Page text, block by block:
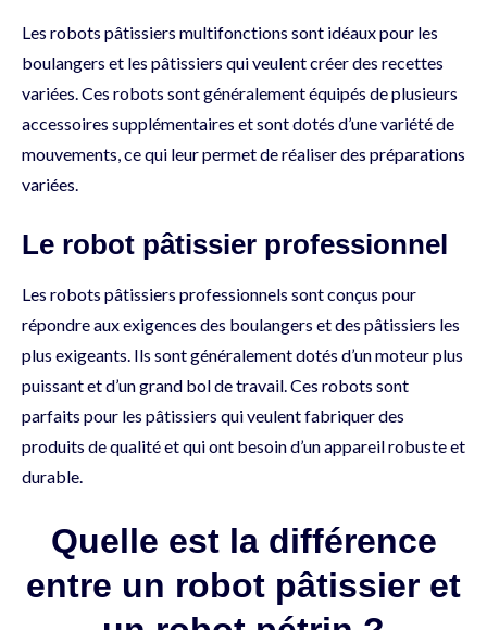
Les robots pâtissiers multifonctions sont idéaux pour les
boulangers et les pâtissiers qui veulent créer des recettes
variées. Ces robots sont généralement équipés de plusieurs
accessoires supplémentaires et sont dotés d’une variété de
mouvements, ce qui leur permet de réaliser des préparations
variées.
Le robot pâtissier professionnel
Les robots pâtissiers professionnels sont conçus pour
répondre aux exigences des boulangers et des pâtissiers les
plus exigeants. Ils sont généralement dotés d’un moteur plus
puissant et d’un grand bol de travail. Ces robots sont
parfaits pour les pâtissiers qui veulent fabriquer des
produits de qualité et qui ont besoin d’un appareil robuste et
durable.
Quelle est la différence
entre un robot pâtissier et